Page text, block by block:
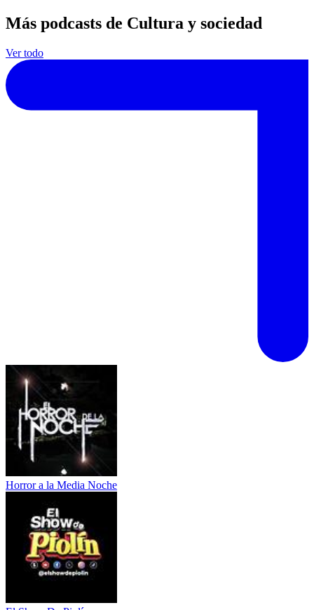
Más podcasts de Cultura y sociedad
Ver todo
Horror a la Media Noche